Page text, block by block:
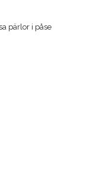
pärlor i påse